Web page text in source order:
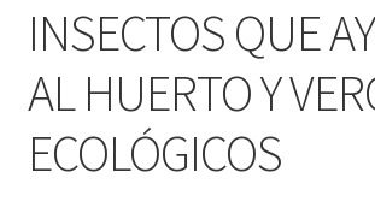
INSECTOS QUE
AL HUERTO Y
ECOLÓGICOS